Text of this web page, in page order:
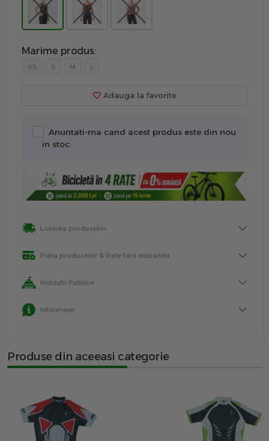
Marime produs:
XS S M L
Adauga la favorite
Anuntati-ma cand acest produs este din nou
in stoc.
Livrarea produselor
Plata produselor & Rate fara dobanda
Institutii Publice
Informare
Produse din aceeasi categorie